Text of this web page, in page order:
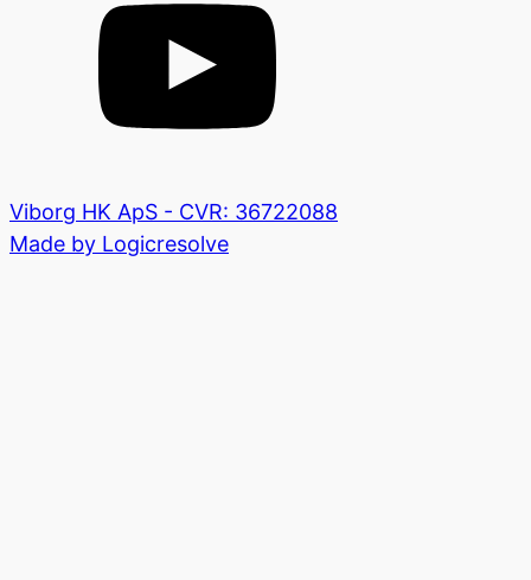
Viborg HK ApS - CVR: 36722088
Made by Logicresolve